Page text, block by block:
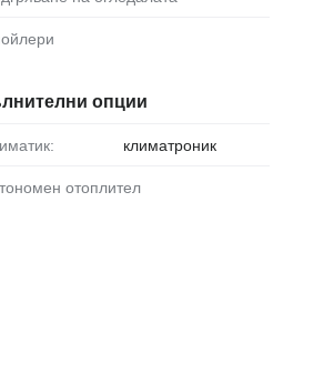
опции
климатроник
отоплител